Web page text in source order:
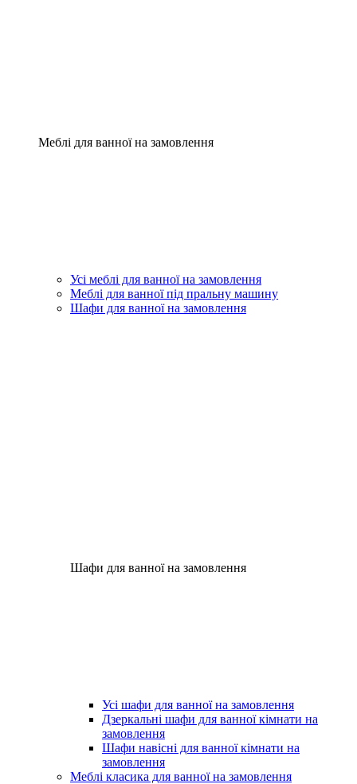
Меблі для ванної на замовлення
Усі меблі для ванної на замовлення
Меблі для ванної під пральну машину
Шафи для ванної на замовлення
Шафи для ванної на замовлення
Усі шафи для ванної на замовлення
Дзеркальні шафи для ванної кімнати на
замовлення
Шафи навісні для ванної кімнати на
замовлення
Меблі класика для ванної на замовлення